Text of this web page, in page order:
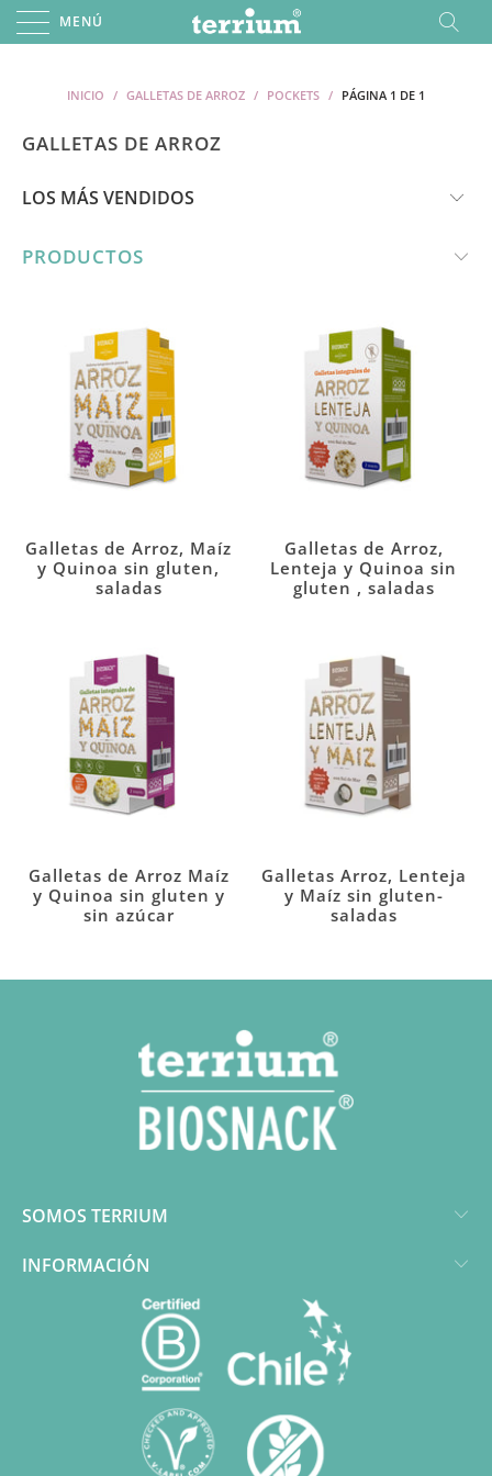
MENÚ
INICIO / GALLETAS DE ARROZ / POCKETS / PÁGINA 1 DE 1
GALLETAS DE ARROZ
PRODUCTOS
Galletas de Arroz, Maíz
y Quinoa sin gluten,
saladas
Galletas de Arroz,
Lenteja y Quinoa sin
gluten , saladas
Galletas de Arroz Maíz
y Quinoa sin gluten y
sin azúcar
Galletas Arroz, Lenteja
y Maíz sin gluten-
saladas
SOMOS TERRIUM
INFORMACIÓN